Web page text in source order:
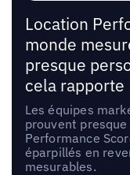
Location
monde
presque
cela rapporte
Les équipes
prouvent
Performance
éparpillés en
mesurables.